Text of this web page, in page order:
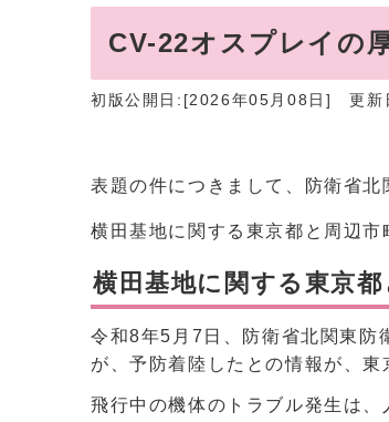
CV-22オスプレイの
初版公開日:[2026年05月08日] 更新
表題の件につきまして、防衛省北
横田基地に関する東京都と周辺
横田基地に関する東京
令和8年5月7日、防衛省北関東防
が、予防着陸したとの情報が、東
飛行中の機体のトラブル発生は